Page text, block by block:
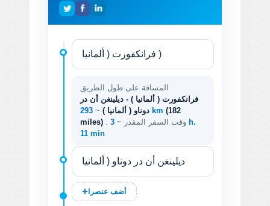
المسافة على طول الطريق
فرانكفورت ( ألمانيا ) - ديلينغن أن در
دوناو ( ألمانيا ) ~ 293 km (182
miles)
. وقت السفر المقدر ~ 3 h.
11 min
أضف عنصرا